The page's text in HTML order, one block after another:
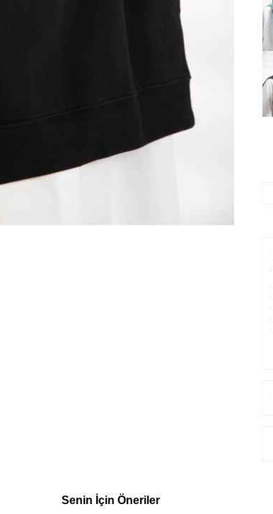
Senin İçin Öneriler